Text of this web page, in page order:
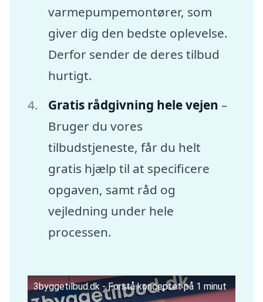
varmepumpemontører, som
giver dig den bedste oplevelse.
Derfor sender de deres tilbud
hurtigt.
Gratis rådgivning hele vejen –
Bruger du vores
tilbudstjeneste, får du helt
gratis hjælp til at specificere
opgaven, samt råd og
vejledning under hele
processen.
3byggetilbud.dk - Forstå konceptet på 1 minut